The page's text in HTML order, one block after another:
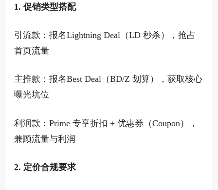
1. 促销类型搭配
引流款：报名Lightning Deal（LD 秒杀），抢占
首页流量
主推款：报名Best Deal（BD/Z 划算），获取核心
曝光坑位
利润款：Prime 专享折扣 + 优惠券（Coupon），
兼顾流量与利润
2. 定价合规要求